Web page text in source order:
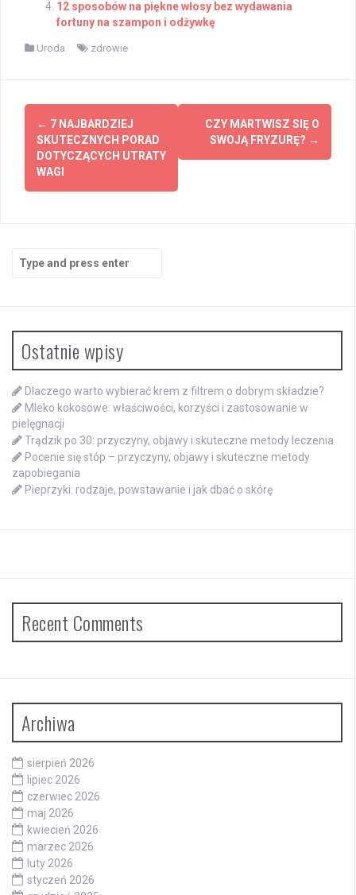
12 sposobów na piękne włosy bez wydawania
fortuny na szampon i odżywkę
Uroda zdrowie
Post
navigation
← 7 NAJBARDZIEJ
SKUTECZNYCH PORAD
DOTYCZĄCYCH UTRATY
WAGI
CZY MARTWISZ SIĘ O
SWOJĄ FRYZURĘ? →
Search
for:
Ostatnie wpisy
Dlaczego warto wybierać krem z filtrem o dobrym składzie?
Mleko kokosowe: właściwości, korzyści i zastosowanie w
pielęgnacji
Trądzik po 30: przyczyny, objawy i skuteczne metody leczenia
Pocenie się stóp – przyczyny, objawy i skuteczne metody
zapobiegania
Pieprzyki: rodzaje, powstawanie i jak dbać o skórę
Recent Comments
Archiwa
sierpień 2026
lipiec 2026
czerwiec 2026
maj 2026
kwiecień 2026
marzec 2026
luty 2026
styczeń 2026